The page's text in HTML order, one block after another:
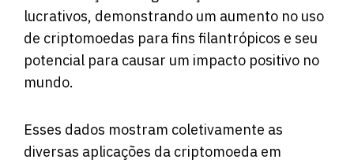
lucrativos, demonstrando um aumento no uso
de criptomoedas para fins filantrópicos e seu
potencial para causar um impacto positivo no
mundo.
Esses dados mostram coletivamente as
diversas aplicações da criptomoeda em